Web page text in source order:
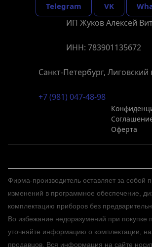
Telegram VK
ИП Жуков Алексей
ИНН: 783901135672
Санкт-Петербург, Лиговский
+7 (981) 047-48-98
Оферта
Фирма-производитель оставляет за собой
изменений в программное обеспечение,
комплектацию приборов без
Во избежание недоразумений при покупке
уточняйте информацию о комплектации,
продавцов. Вся информация на сайте